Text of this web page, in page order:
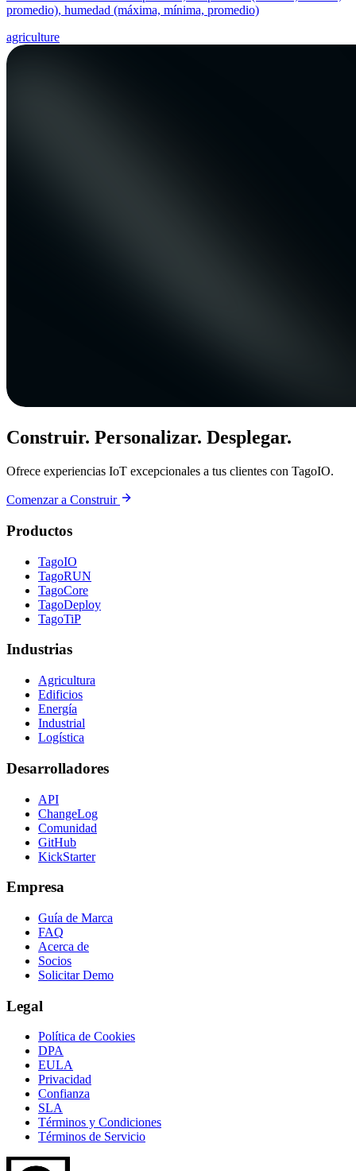
promedio), humedad (máxima, mínima, promedio)
agriculture
Construir. Personalizar. Desplegar.
Ofrece experiencias IoT excepcionales a tus clientes con TagoIO.
Comenzar a Construir
Productos
TagoIO
TagoRUN
TagoCore
TagoDeploy
TagoTiP
Industrias
Agricultura
Edificios
Energía
Industrial
Logística
Desarrolladores
API
ChangeLog
Comunidad
GitHub
KickStarter
Empresa
Guía de Marca
FAQ
Acerca de
Socios
Solicitar Demo
Legal
Política de Cookies
DPA
EULA
Privacidad
Confianza
SLA
Términos y Condiciones
Términos de Servicio